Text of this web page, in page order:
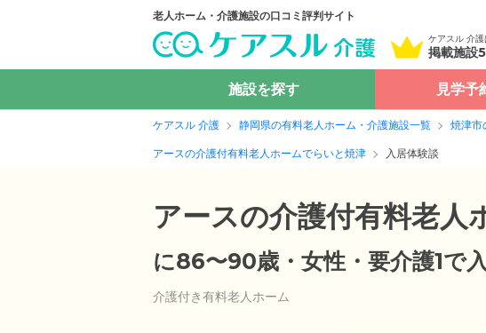
老人ホーム・介護施設の口コミ評判サイト
ケアスル 介護
掲載施設
施設を探す 見学予
ケアスル 介護 静岡県の有料老人ホーム・介護施設一覧 焼津市
アースの介護付有料老人ホームでらいと焼津 入居体験談
アースの介護付有料老人
に86〜90歳・女性・要介護1で
介護付き有料老人ホーム